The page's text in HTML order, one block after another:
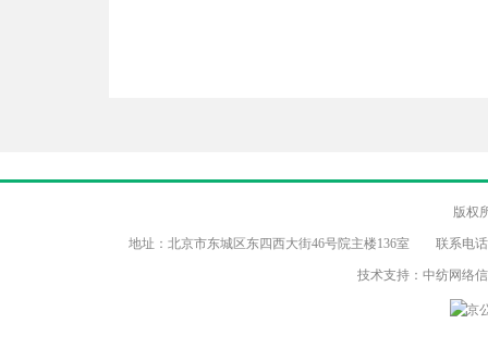
版权
地址：北京市东城区东四西大街46号院主楼136室 联系电
技术支持：中纺网络
京